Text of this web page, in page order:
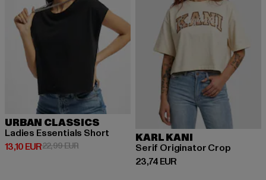
URBAN CLASSICS
Ladies Essentials Short
13,10 EUR
Derzeitiger Preis: 13,10 EUR
22,99 EURAktionspreis: 22,99 EUR
KARL KANI
Serif Originator Crop
23,74 EUR
Derzeitiger Preis: 23,74 EUR